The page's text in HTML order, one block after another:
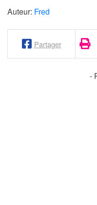
Auteur: Fred
Partager
-